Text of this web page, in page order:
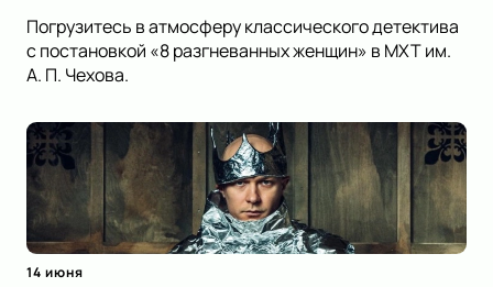
Погрузитесь в атмосферу классического детектива
с постановкой «8 разгневанных женщин» в МХТ им.
А. П. Чехова.
14 июня